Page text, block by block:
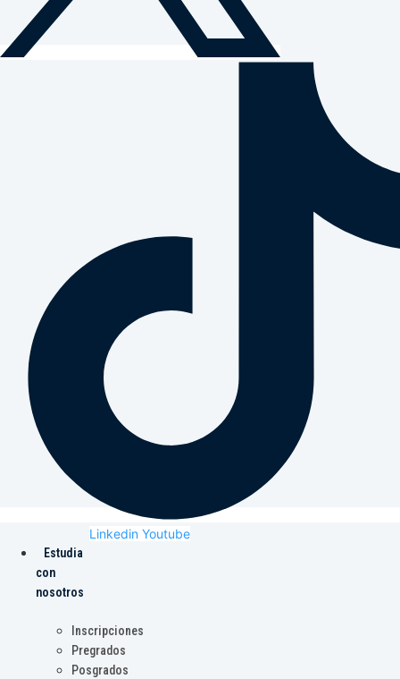
Linkedin Youtube
Estudia
con
nosotros
Inscripciones
Pregrados
Posgrados